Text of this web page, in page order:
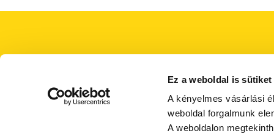
Ez a weboldal is sütiket
A kényelmes vásárlási
weboldal forgalmunk
A weboldalon